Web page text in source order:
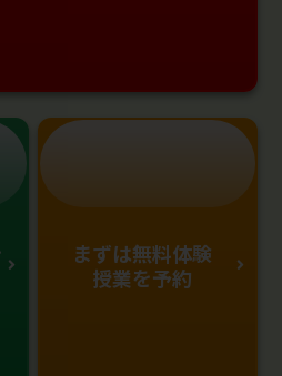
まずは無料体験
授業を予約